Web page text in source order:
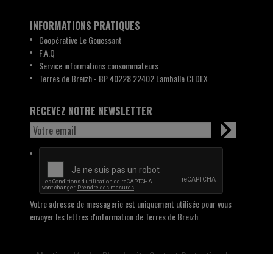
INFORMATIONS PRATIQUES
Coopérative Le Gouessant
F.A.Q
Service informations consommateurs
Terres de Breizh - BP 40228 22402 Lamballe CEDEX
RECEVEZ NOTRE NEWSLETTER
Votre adresse de messagerie est uniquement utilisée pour vous
envoyer les lettres d'information de Terres de Breizh.